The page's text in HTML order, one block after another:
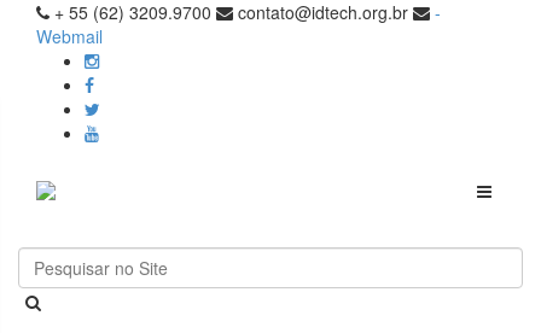
+ 55 (62) 3209.9700 contato@idtech.org.br
-
Webmail
Toggle